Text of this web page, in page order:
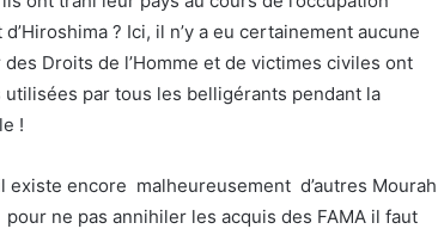
? Ici, il n’y a eu certainement aucune
Droits de l’Homme et de victimes civiles ont
par tous les belligérants pendant la
!
existe encore malheureusement d’autres Mourah
ne pas annihiler les acquis des FAMA il faut